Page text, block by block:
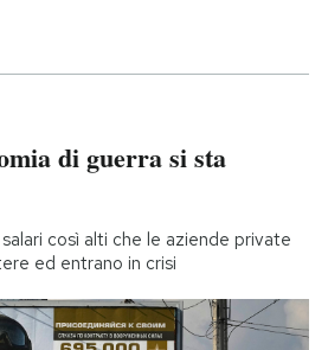
di guerra si sta
così alti che le aziende private
ed entrano in crisi